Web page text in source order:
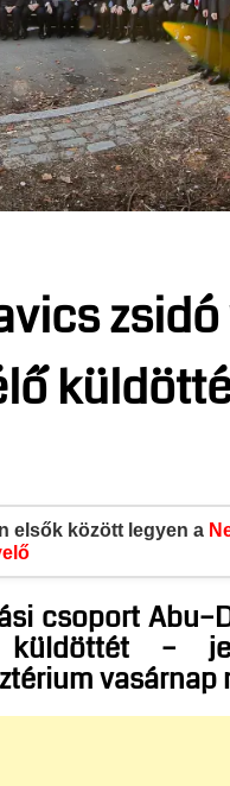
elsők között legyen a
csoport
küldöttét –
vasárnap